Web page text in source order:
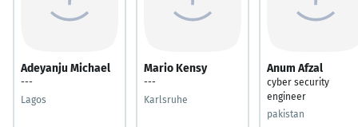
Adeyanju Michael
---
Lagos
Mario Kensy
---
Karlsruhe
Anum Afzal
cyber security
engineer
pakistan